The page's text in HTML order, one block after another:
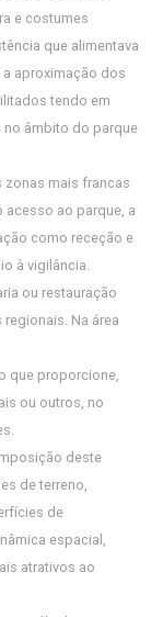
e costumes
que alimentava
aproximação dos
tendo em
âmbito do parque
zonas mais francas
ao parque, a
como receção e
à vigilância.
ou restauração
Na área
que proporcione,
ou outros, no
deste
de terreno,
de
espacial,
atrativos ao